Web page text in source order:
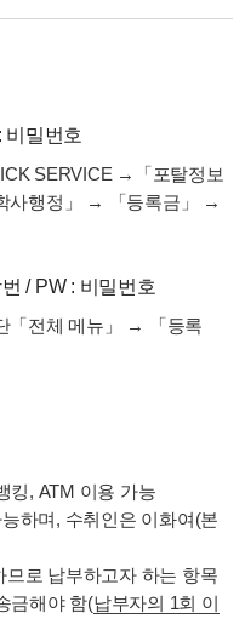
비밀번호
SERVICE →「포탈정보
사행정」 → 「등록금」 →
/ PW : 비밀번호
「전체 메뉴」 → 「등록
킹, ATM 이용 가능
하며, 수취인은 이화여(본
로 납부하고자 하는 항목
금해야 함(납부자의 1회 이